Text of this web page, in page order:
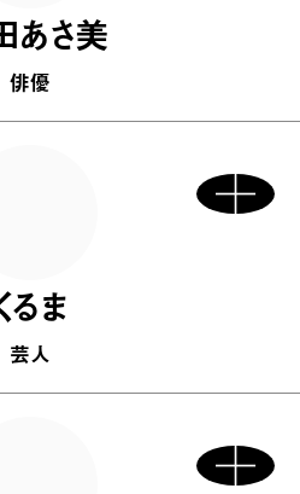
あさ美
俳優
るま
芸人